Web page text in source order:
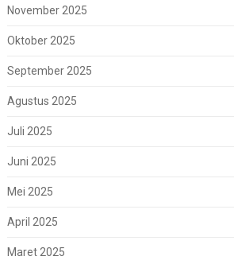
November 2025
Oktober 2025
September 2025
Agustus 2025
Juli 2025
Juni 2025
Mei 2025
April 2025
Maret 2025